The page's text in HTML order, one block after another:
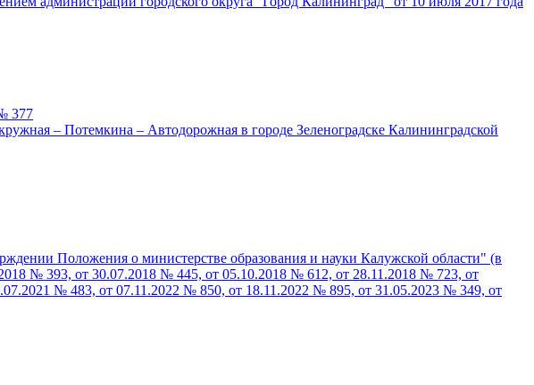
377
– Потемкина – Автодорожная в городе Зеленоградске Калининградской
Положения о министерстве образования и науки Калужской области" (в
№ 393, от 30.07.2018 № 445, от 05.10.2018 № 612, от 28.11.2018 № 723, от
№ 483, от 07.11.2022 № 850, от 18.11.2022 № 895, от 31.05.2023 № 349, от